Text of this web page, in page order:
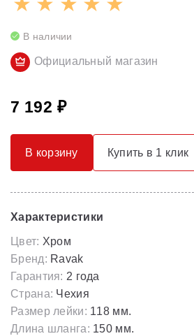
В наличии
Официальный магазин
7 192 ₽
В корзину Купить в 1 клик
Характеристики
Цвет: Хром
Бренд: Ravak
Гарантия: 2 года
Страна: Чехия
Размер лейки: 118 мм.
Длина шланга: 150 мм.